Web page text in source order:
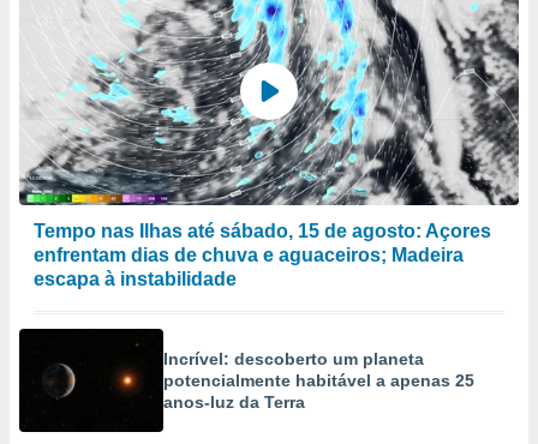
criar
da
medir o
dos
os
de dados
Tempo nas Ilhas até sábado, 15 de agosto: Açores
enfrentam dias de chuva e aguaceiros; Madeira
escapa à instabilidade
Incrível: descoberto um planeta
potencialmente habitável a apenas 25
anos-luz da Terra